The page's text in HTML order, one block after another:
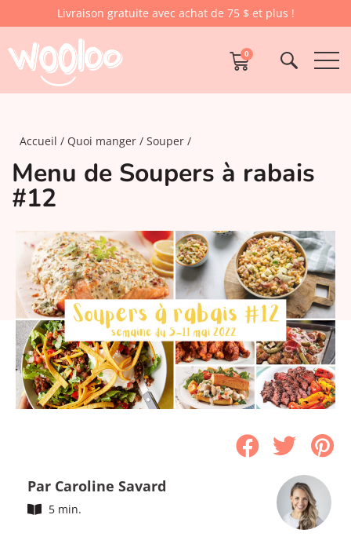
Livraison gratuite avec achat de 75 $ et plus !
0
Accueil Quoi manger Souper
Menu de Soupers à rabais
#12
Par Caroline Savard
5 min.